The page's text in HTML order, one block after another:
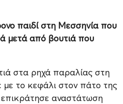
παιδί στη Μεσσηνία που
μετά από βουτιά που
στα ρηχά παραλίας στη
το κεφάλι στον πάτο της
αναστάτωση